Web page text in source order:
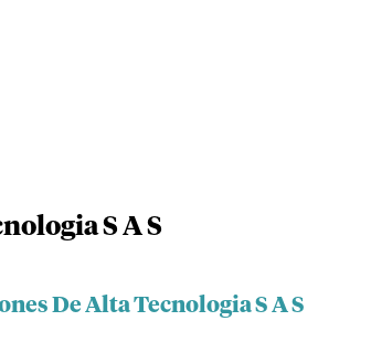
S A S
De Alta Tecnologia S A S